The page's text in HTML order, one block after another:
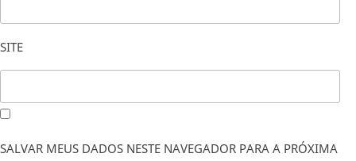
SITE
SALVAR MEUS DADOS NESTE NAVEGADOR PARA A PRÓXIMA